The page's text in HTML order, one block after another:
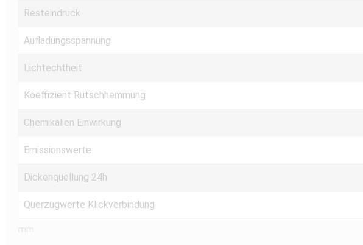
Resteindruck
Aufladungsspannung
Lichtechtheit
Koeffizient Rutschhemmung
Chemikalien Einwirkung
Emissionswerte
Dickenquellung 24h
Querzugwerte Klickverbindung
mm